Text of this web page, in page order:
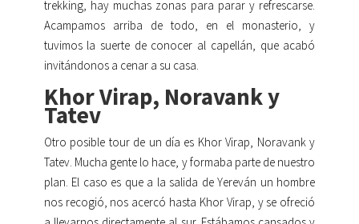
trekking, hay muchas zonas para parar y refrescarse.
Acampamos arriba de todo, en el monasterio, y
tuvimos la suerte de conocer al capellán, que acabó
invitándonos a cenar a su casa.
Khor Virap, Noravank y
Tatev
Otro posible tour de un día es Khor Virap, Noravank y
Tatev. Mucha gente lo hace, y formaba parte de nuestro
plan. El caso es que a la salida de Yereván un hombre
nos recogió, nos acercó hasta Khor Virap, y se ofreció